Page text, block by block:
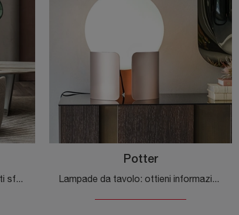
Un Lighting Design da non lasciarti sfuggire! Eccoti la lampada a soffitto San Marco di Cattelan Italia.
Potter
Lampade da tavolo: ottieni informazioni sulla lampada Potter in metallo che ti consigliamo.